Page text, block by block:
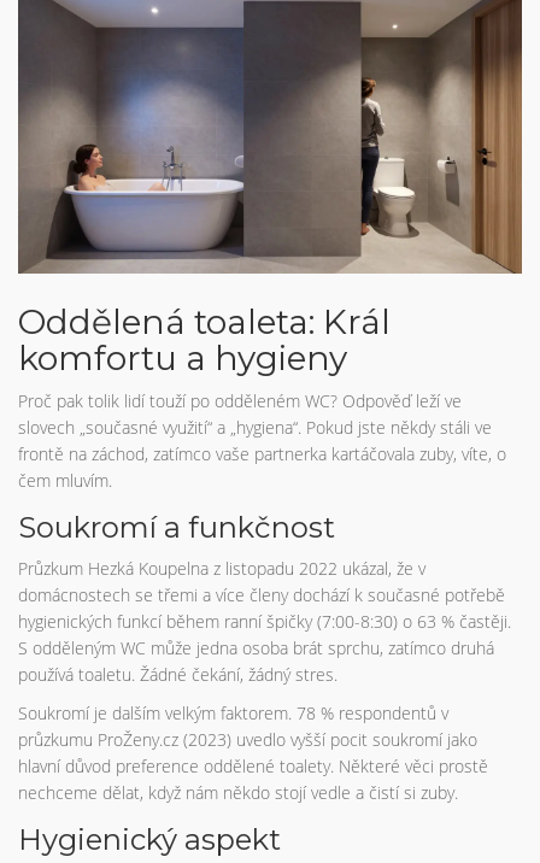
Oddělená toaleta: Král
komfortu a hygieny
Proč pak tolik lidí touží po odděleném WC? Odpověď leží ve
slovech „současné využití“ a „hygiena“. Pokud jste někdy stáli ve
frontě na záchod, zatímco vaše partnerka kartáčovala zuby, víte, o
čem mluvím.
Soukromí a funkčnost
Průzkum Hezká Koupelna z listopadu 2022 ukázal, že v
domácnostech se třemi a více členy dochází k současné potřebě
hygienických funkcí během ranní špičky (7:00-8:30) o 63 % častěji.
S odděleným WC může jedna osoba brát sprchu, zatímco druhá
používá toaletu. Žádné čekání, žádný stres.
Soukromí je dalším velkým faktorem. 78 % respondentů v
průzkumu ProŽeny.cz (2023) uvedlo vyšší pocit soukromí jako
hlavní důvod preference oddělené toalety. Některé věci prostě
nechceme dělat, když nám někdo stojí vedle a čistí si zuby.
Hygienický aspekt